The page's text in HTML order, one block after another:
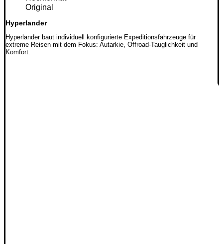
Hyperlander
Hyperlander baut individuell konfigurierte Expeditionsfahrzeuge für
extreme Reisen mit dem Fokus: Autarkie, Offroad-Tauglichkeit und
Komfort.